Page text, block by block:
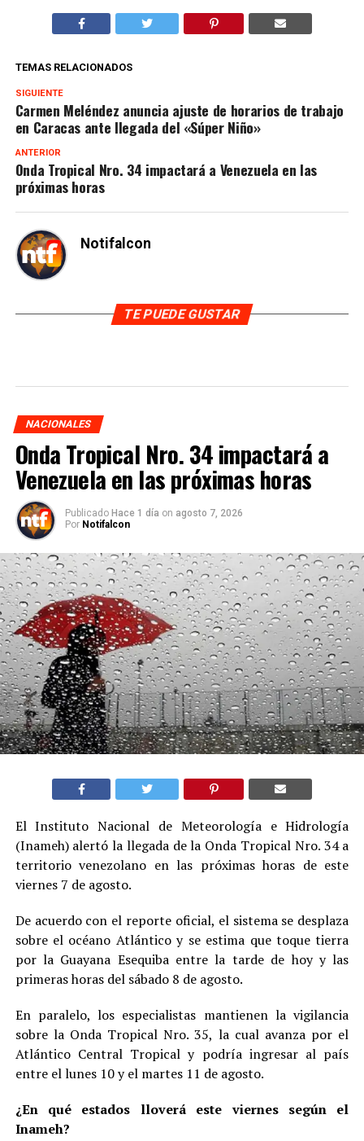
TEMAS RELACIONADOS
SIGUIENTE
Carmen Meléndez anuncia ajuste de horarios de trabajo
en Caracas ante llegada del «Súper Niño»
ANTERIOR
Onda Tropical Nro. 34 impactará a Venezuela en las
próximas horas
Notifalcon
TE PUEDE GUSTAR
NACIONALES
Onda Tropical Nro. 34 impactará a
Venezuela en las próximas horas
Publicado Hace 1 día on agosto 7, 2026
Por Notifalcon
El Instituto Nacional de Meteorología e Hidrología
(Inameh) alertó la llegada de la Onda Tropical Nro. 34 a
territorio venezolano en las próximas horas de este
viernes 7 de agosto.
De acuerdo con el reporte oficial, el sistema se desplaza
sobre el océano Atlántico y se estima que toque tierra
por la Guayana Esequiba entre la tarde de hoy y las
primeras horas del sábado 8 de agosto.
En paralelo, los especialistas mantienen la vigilancia
sobre la Onda Tropical Nro. 35, la cual avanza por el
Atlántico Central Tropical y podría ingresar al país
entre el lunes 10 y el martes 11 de agosto.
¿En qué estados lloverá este viernes según el
Inameh?